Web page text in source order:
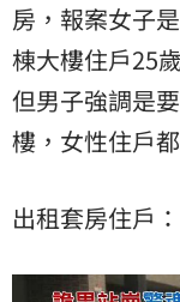
房，報案女子
棟大樓住戶25
但男子強調是
樓，女性住戶
出租套房住戶